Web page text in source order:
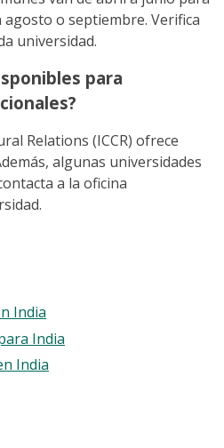
o septiembre. Verifica
universidad.
para
Relations (ICCR) ofrece
algunas universidades
a la oficina
India
India
India